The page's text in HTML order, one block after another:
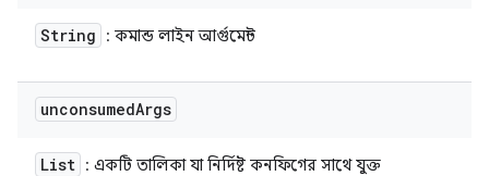
String : কমান্ড লাইন আর্গুমেন্ট
unconsumedArgs
List : একটি তালিকা যা নির্দিষ্ট কনফিগের সাথে যুক্ত